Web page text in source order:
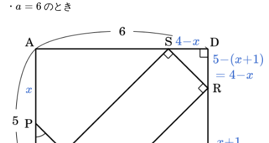
・ a=6
a = 6のとき